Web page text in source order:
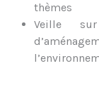
thèmes
Veille